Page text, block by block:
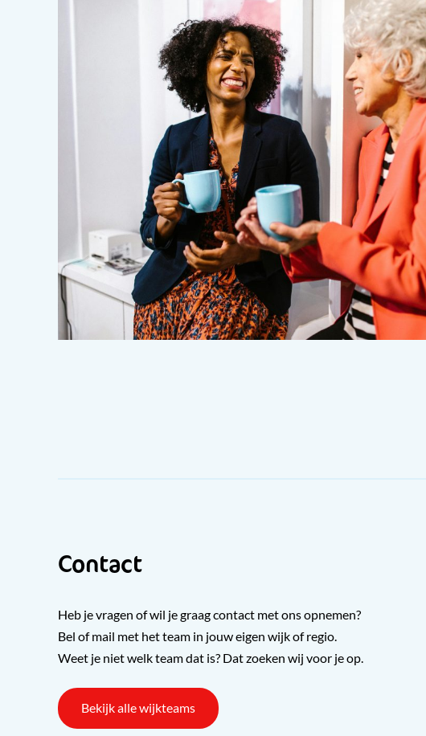
Contact
Heb je vragen of wil je graag contact met ons opnemen?
Bel of mail met het team in jouw eigen wijk of regio.
Weet je niet welk team dat is? Dat zoeken wij voor je op.
Bekijk alle wijkteams